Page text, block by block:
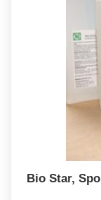
Bio Star,